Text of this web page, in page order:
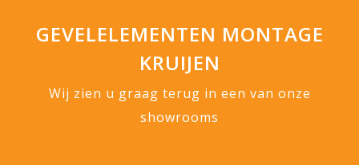
GEVELELEMENTEN MONTAGE
KRUIJEN
Wij zien u graag terug in een van onze
showrooms